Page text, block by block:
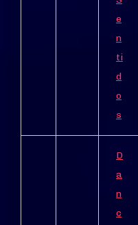
e
n
ti
d
o
s
D
a
n
c